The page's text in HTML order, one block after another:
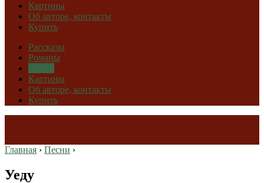
Картины
Об авторе, контакты
Купить
Рассказы
Романы
Картины
Об авторе, контакты
Купить
Главная › Песни ›
Уеду